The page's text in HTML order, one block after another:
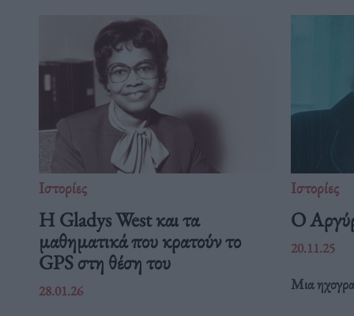
Ιστορίες
Η Gladys West και τα
μαθηματικά που κρατούν το
GPS στη θέση του
28.01.26
Ιστορίες
Ο
20.11.25
Μια